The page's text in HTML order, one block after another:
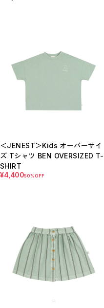
＜JENEST＞Kids オーバーサイ
ズ Tシャツ BEN OVERSIZED T-
SHIRT
¥4,40050%OFF